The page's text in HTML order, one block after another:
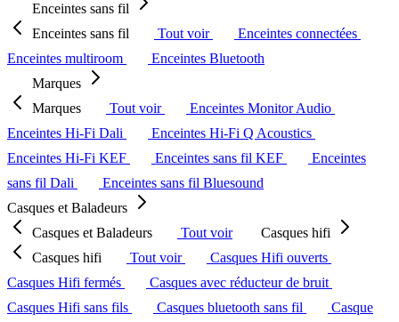
Enceintes sans fil
Enceintes sans fil
Tout voir
Enceintes connectées
Enceintes multiroom
Enceintes Bluetooth
Marques
Marques
Tout voir
Enceintes Monitor Audio
Enceintes Hi-Fi Dali
Enceintes Hi-Fi Q Acoustics
Enceintes Hi-Fi KEF
Enceintes sans fil KEF
Enceintes
sans fil Dali
Enceintes sans fil Bluesound
Casques et Baladeurs
Casques et Baladeurs
Tout voir
Casques hifi
Casques hifi
Tout voir
Casques Hifi ouverts
Casques Hifi fermés
Casques avec réducteur de bruit
Casques Hifi sans fils
Casques bluetooth sans fil
Casque